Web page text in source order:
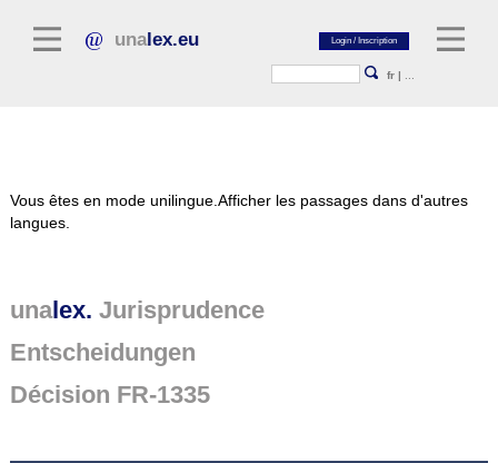
unalex.eu
fr |
Textes législatifs
Jurisprudence
Vous êtes en mode unilingue. Afficher les passages dans d'autres
langues.
unalex. Jurisprudence
Entscheidungen
Décision FR-1335